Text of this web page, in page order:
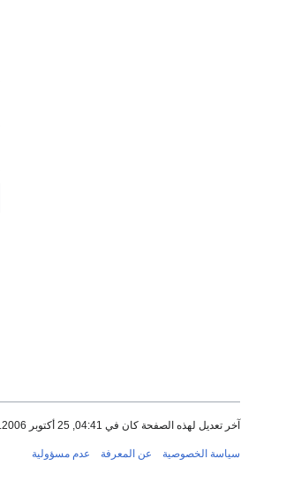
آخر تعديل لهذه الصفحة كان في 04:41, 25 أكتوبر 2006.
سياسة الخصوصية عن المعرفة عدم مسؤولية